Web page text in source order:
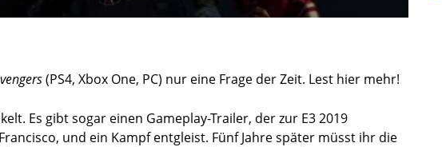
(PS4, Xbox One, PC) nur eine Frage der Zeit. Lest hier mehr!
Es gibt sogar einen Gameplay-Trailer, der zur E3 2019
und ein Kampf entgleist. Fünf Jahre später müsst ihr die